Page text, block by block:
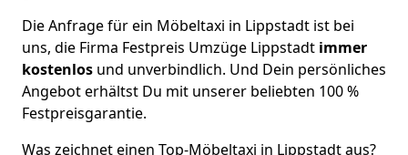
Die Anfrage für ein Möbeltaxi in Lippstadt ist bei
uns, die Firma Festpreis Umzüge Lippstadt immer
kostenlos und unverbindlich. Und Dein persönliches
Angebot erhältst Du mit unserer beliebten 100 %
Festpreisgarantie.
Was zeichnet einen Top-Möbeltaxi in Lippstadt aus?